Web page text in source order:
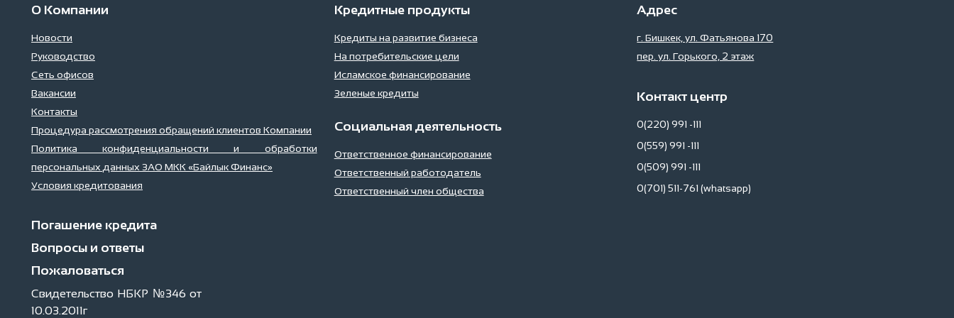
О Компании
Новости
Руководство
Сеть офисов
Вакансии
Контакты
Процедура рассмотрения обращений клиентов Компании
Политика конфиденциальности и обработки
персональных данных ЗАО МКК «Байлык Финанс»
Условия кредитования
Кредитные продукты
Кредиты на развитие бизнеса
На потребительские цели
Исламское финансирование
Зеленые кредиты
Социальная деятельность
Ответственное финансирование
Ответственный работодатель
Ответственный член общества
Адрес
г. Бишкек, ул. Фатьянова 170
пер. ул. Горького, 2 этаж
Контакт центр
0(220) 991 -111
0(559) 991 -111
0(509) 991 -111
0(701) 511-761 (whatsapp)
Погашение кредита
Вопросы и ответы
Пожаловаться
Свидетельство НБКР №346 от
10.03.2011г